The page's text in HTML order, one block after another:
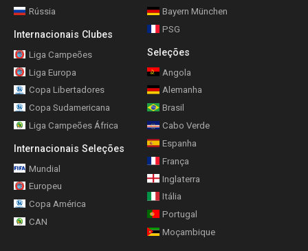
Rússia
Internacionais Clubes
Liga Campeões
Liga Europa
Copa Libertadores
Copa Sudamericana
Liga Campeões África
Internacionais Seleções
Mundial
Europeu
Copa América
CAN
Bayern München
PSG
Seleções
Angola
Alemanha
Brasil
Cabo Verde
Espanha
França
Inglaterra
Itália
Portugal
Moçambique